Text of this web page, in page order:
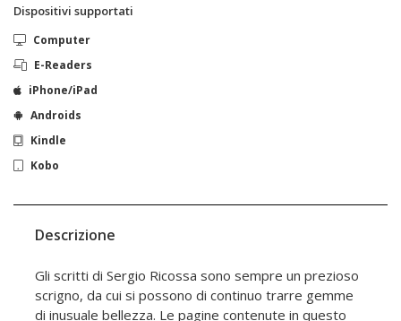
Dispositivi supportati
Computer
E-Readers
iPhone/iPad
Androids
Kindle
Kobo
Descrizione
Gli scritti di Sergio Ricossa sono sempre un prezioso
scrigno, da cui si possono di continuo trarre gemme
di inusuale bellezza. Le pagine contenute in questo